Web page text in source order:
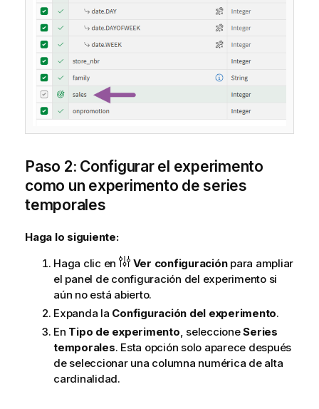
Paso 2: Configurar el experimento
como un experimento de series
temporales
Haga lo siguiente:
Haga clic en
Ver configuraciónpara ampliar
el panel de configuración del experimento si
aún no está abierto.
Expanda la Configuración del experimento.
En Tipo de experimento , seleccioneSeries
temporales. Esta opción solo aparece después
de seleccionar una columna numérica de alta
cardinalidad.